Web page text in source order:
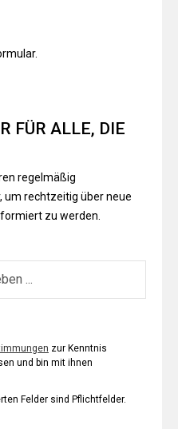
.
FÜR ALLE, DIE
regelmäßig
um rechtzeitig über neue
zu werden.
Felder sind Pflichtfelder.